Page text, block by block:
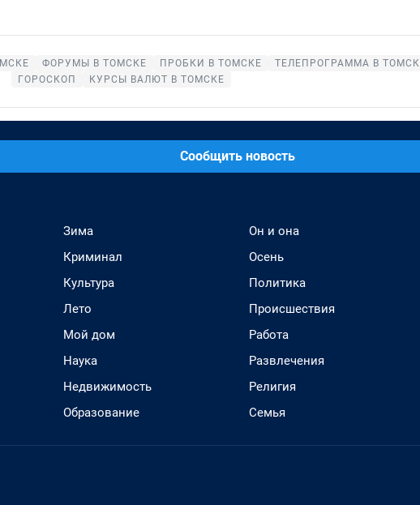
ФОРУМЫ В ТОМСКЕ ПРОБКИ В ТОМСКЕ ТЕЛЕПРОГРАММА В
ГОРОСКОП
КУРСЫ ВАЛЮТ В ТОМСКЕ
Сообщить новость
Зима
Криминал
Культура
Лето
Мой дом
Наука
Недвижимость
Образование
Он и она
Осень
Политика
Происшествия
Работа
Развлечения
Религия
Семья